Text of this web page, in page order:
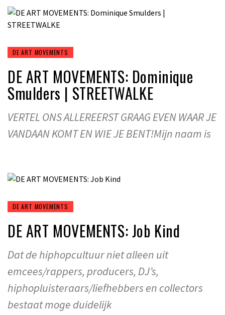
DE ART MOVEMENTS
DE ART MOVEMENTS: Dominique
Smulders | STREETWALKE
VERTEL ONS ALLEREERST GRAAG EVEN WAAR JE
VANDAAN KOMT EN WIE JE BENT!Mijn naam is
DE ART MOVEMENTS
DE ART MOVEMENTS: Job Kind
Dat de hiphopcultuur niet alleen uit
emcees/rappers, producers, DJ’s,
hiphopluisteraars/liefhebbers en collectors
bestaat moge duidelijk